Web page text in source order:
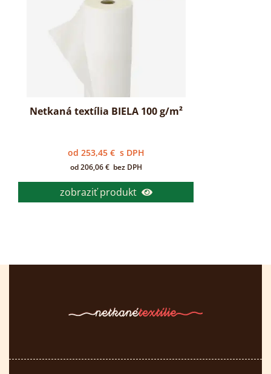
Netkaná textília BIELA 100 g/m²
od 253,45 € s DPH
od206,06€ bez DPH
zobraziť produkt